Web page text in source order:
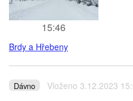
15:46
Brdy a Hřebeny
Dávno Vloženo 3.12.2023